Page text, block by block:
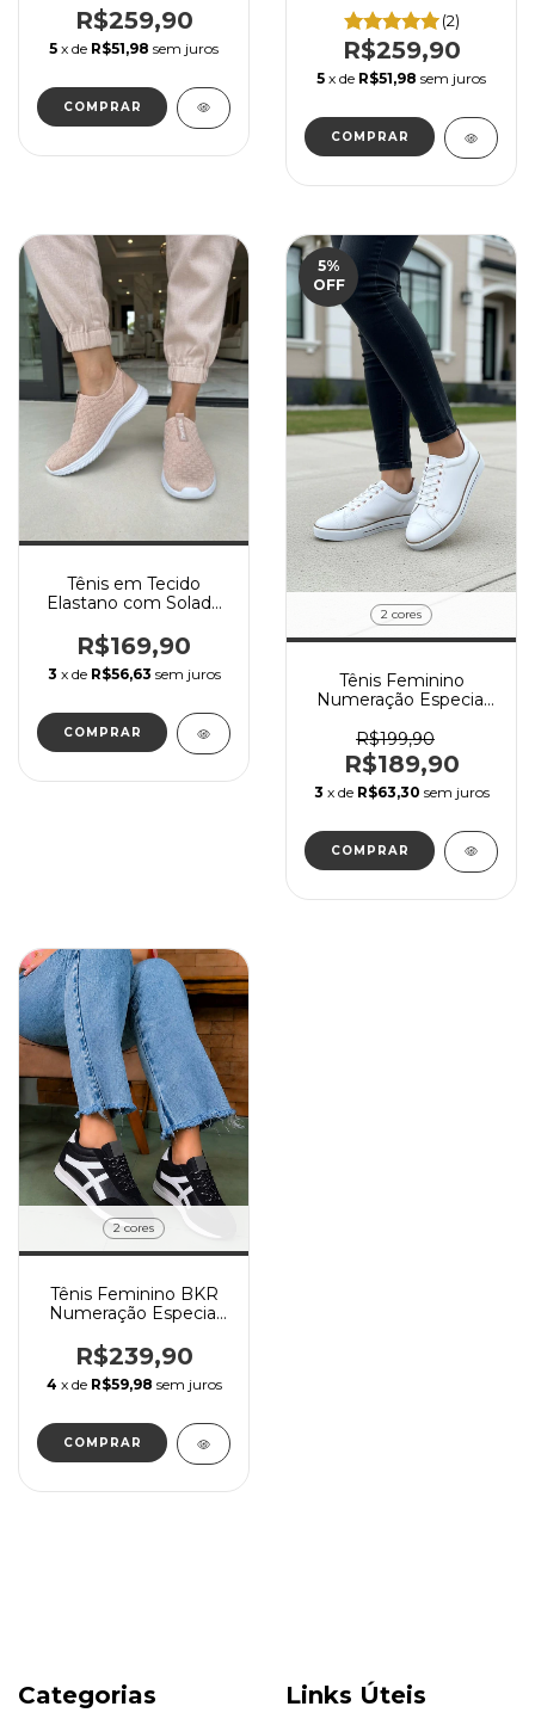
R$259,90
5 x de R$51,98 sem juros
COMPRAR
(2)
R$259,90
5 x de R$51,98 sem juros
COMPRAR
Tênis em Tecido
Elastano com Solado
R$169,90
3 x de R$56,63 sem juros
COMPRAR
5%
OFF
2 cores
Tênis Feminino
Numeração Especial
R$199,90
R$189,90
3 x de R$63,30 sem juros
COMPRAR
2 cores
Tênis Feminino BKR
Numeração Especial
R$239,90
4 x de R$59,98 sem juros
COMPRAR
Categorias Links Úteis